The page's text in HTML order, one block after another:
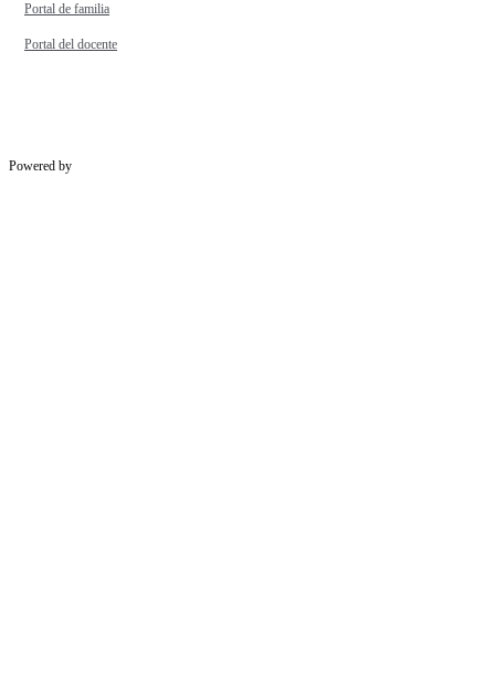
Portal de familia
Portal del docente
Powered by